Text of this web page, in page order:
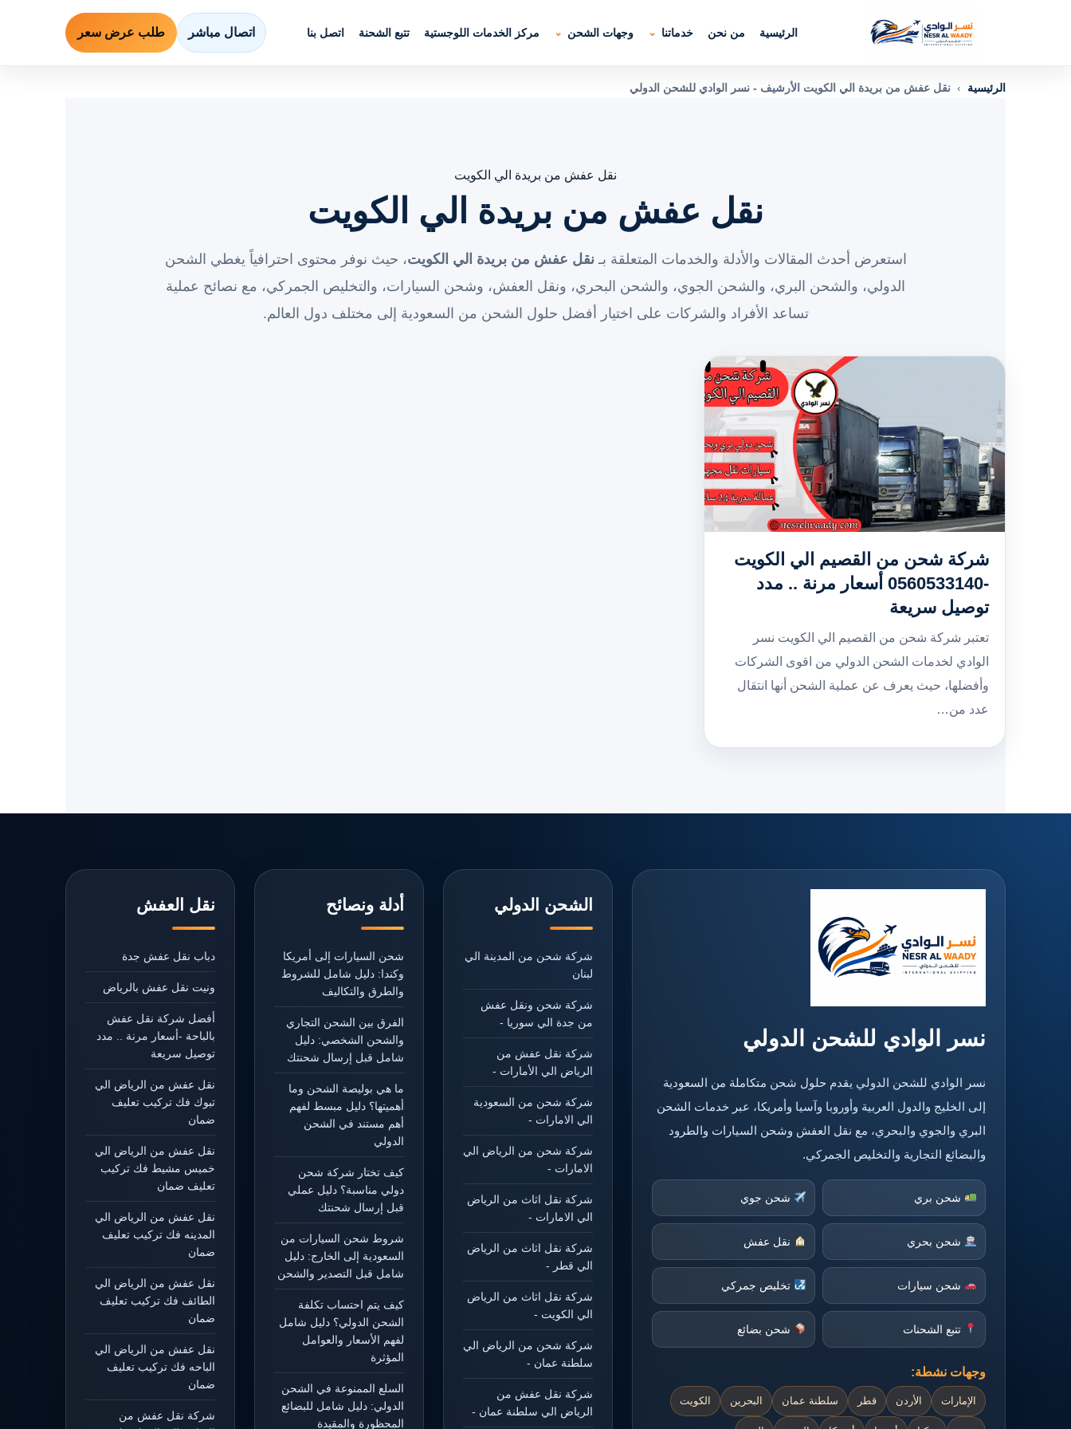
الرئيسية من نحن خدماتنا وجهات الشحن مركز الخدمات اللوجستية تتبع الشحنة اتصل بنا اتصال مباشر طلب عرض سعر
الرئيسية › نقل عفش من بريدة الي الكويت الأرشيف - نسر الوادي للشحن الدولي
نقل عفش من بريدة الي الكويت
نقل عفش من بريدة الي الكويت
استعرض أحدث المقالات والأدلة والخدمات المتعلقة بـنقل عفش من بريدة الي الكويت، حيث نوفر محتوى احترافياً يغطي الشحن
الدولي، والشحن البري، والشحن الجوي، والشحن البحري، ونقل العفش، وشحن السيارات، والتخليص الجمركي، مع نصائح عملية
تساعد الأفراد والشركات على اختيار أفضل حلول الشحن من السعودية إلى مختلف دول العالم.
شركة شحن من القصيم الي الكويت
-0560533140 أسعار مرنة .. مدد
توصيل سريعة
تعتبر شركة شحن من القصيم الي الكويت نسر
الوادي لخدمات الشحن الدولي من اقوى الشركات
وأفضلها، حيث يعرف عن عملية الشحن أنها انتقال
عدد من…
نسر الوادي للشحن الدولي
نسر الوادي للشحن الدولي يقدم حلول شحن متكاملة من السعودية
إلى الخليج والدول العربية وأوروبا وآسيا وأمريكا، عبر خدمات الشحن
البري والجوي والبحري، مع نقل العفش وشحن السيارات والطرود
والبضائع التجارية والتخليص الجمركي.
شحن بري شحن جوي
شحن بحري نقل عفش
شحن سيارات تخليص جمركي
تتبع الشحنات شحن بضائع
وجهات نشطة:
الإمارات الأردن قطر سلطنة عمان البحرين الكويت
الشحن الدولي
شركة شحن من المدينة الي
لبنان
شركة شحن ونقل عفش
من جدة الي سوريا -
شركة نقل عفش من
الرياض الي الأمارات -
شركة شحن من السعودية
الي الامارات -
شركة شحن من الرياض الي
الامارات -
شركة نقل اثاث من الرياض
الي الامارات -
شركة نقل اثاث من الرياض
الي قطر -
شركة نقل اثاث من الرياض
الي الكويت -
شركة شحن من الرياض الي
سلطنة عمان -
شركة نقل عفش من
الرياض الي سلطنة عمان -
أدلة ونصائح
شحن السيارات إلى أمريكا
وكندا: دليل شامل للشروط
والطرق والتكاليف
الفرق بين الشحن التجاري
والشحن الشخصي: دليل
شامل قبل إرسال شحنتك
ما هي بوليصة الشحن وما
أهميتها؟ دليل مبسط لفهم
أهم مستند في الشحن
الدولي
كيف تختار شركة شحن
دولي مناسبة؟ دليل عملي
قبل إرسال شحنتك
شروط شحن السيارات من
السعودية إلى الخارج: دليل
شامل قبل التصدير والشحن
كيف يتم احتساب تكلفة
الشحن الدولي؟ دليل شامل
لفهم الأسعار والعوامل
المؤثرة
السلع الممنوعة في الشحن
الدولي: دليل شامل للبضائع
المحظورة والمقيدة
نقل العفش
دباب نقل عفش جدة
ونيت نقل عفش بالرياض
أفضل شركة نقل عفش
بالباحة -أسعار مرنة .. مدد
توصيل سريعة
نقل عفش من الرياض الي
تبوك فك تركيب تعليف
ضمان
نقل عفش من الرياض الي
خميس مشيط فك تركيب
تعليف ضمان
نقل عفش من الرياض الي
المدينه فك تركيب تعليف
ضمان
نقل عفش من الرياض الي
الطائف فك تركيب تعليف
ضمان
نقل عفش من الرياض الي
الباحه فك تركيب تعليف
ضمان
شركة نقل عفش من